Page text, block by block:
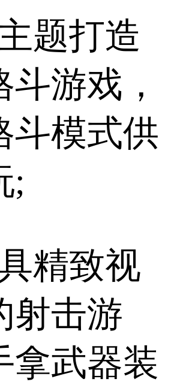
题打造
游戏，
斗模式供
;
精致视
射击游
拿武器装